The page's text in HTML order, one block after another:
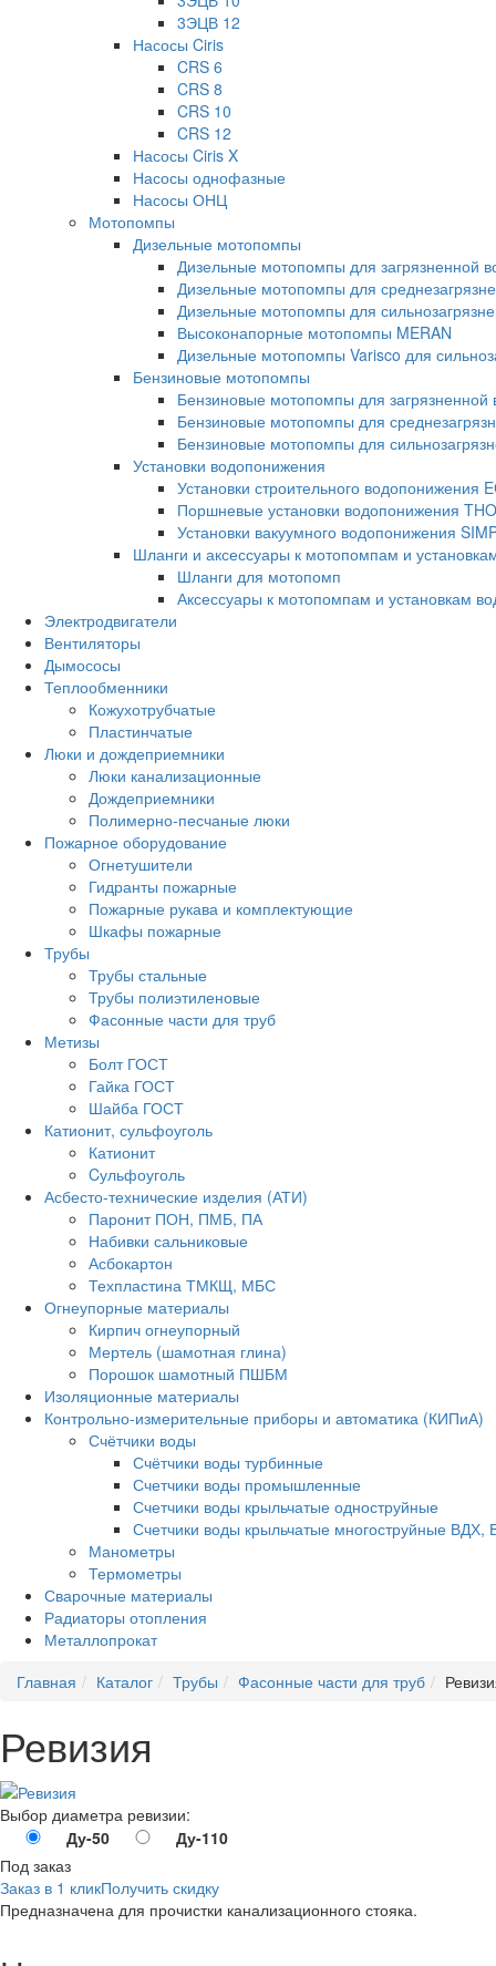
3ЭЦВ 12
Насосы Ciris
CRS 6
CRS 8
CRS 10
CRS 12
Насосы Ciris X
Насосы однофазные
Насосы ОНЦ
Мотопомпы
Дизельные мотопомпы
Дизельные мотопомпы для загрязненной
Дизельные мотопомпы для
Дизельные мотопомпы для
Высоконапорные мотопомпы MERAN
Дизельные мотопомпы Varisco для
Бензиновые мотопомпы
Бензиновые мотопомпы для загрязненной
Бензиновые мотопомпы для
Бензиновые мотопомпы для
Установки водопонижения
Установки строительного водопонижения
Поршневые установки водопонижения
Установки вакуумного водопонижения
Шланги и аксессуары к мотопомпам и
Шланги для мотопомп
Аксессуары к мотопомпам и установкам
Электродвигатели
Вентиляторы
Дымососы
Теплообменники
Кожухотрубчатые
Пластинчатые
Люки и дождеприемники
Люки канализационные
Дождеприемники
Полимерно-песчаные люки
Пожарное оборудование
Огнетушители
Гидранты пожарные
Пожарные рукава и комплектующие
Шкафы пожарные
Трубы
Трубы стальные
Трубы полиэтиленовые
Фасонные части для труб
Метизы
Болт ГОСТ
Гайка ГОСТ
Шайба ГОСТ
Катионит, сульфоуголь
Катионит
Cульфоуголь
Асбесто-технические изделия (АТИ)
Паронит ПОН, ПМБ, ПА
Набивки сальниковые
Асбокартон
Техпластина ТМКЩ, МБС
Огнеупорные материалы
Кирпич огнеупорный
Мертель (шамотная глина)
Порошок шамотный ПШБМ
Изоляционные материалы
Контрольно-измерительные приборы и автоматика (КИПиА)
Счётчики воды
Счётчики воды турбинные
Счетчики воды промышленные
Счетчики воды крыльчатые одноструйные
Счетчики воды крыльчатые многоструйные
Манометры
Термометры
Сварочные материалы
Радиаторы отопления
Металлопрокат
Главная
Каталог Трубы Фасонные части для труб
Ревизия
Выбор диаметра ревизии:
Ду-50
Ду-110
Под заказ
Заказ в 1 кликПолучить скидку
Предназначена для прочистки канализационного стояка.